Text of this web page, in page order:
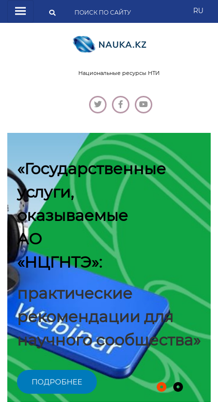
RU
Национальные ресурсы НТИ
«Государственные
услуги,
оказываемые
АО
«НЦГНТЭ»:
практические
рекомендации для
научного сообщества»
ПОДРОБНЕЕ